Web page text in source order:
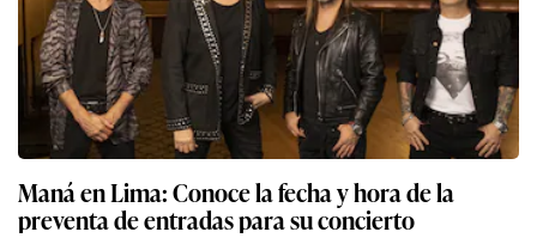
Maná en Lima: Conoce la fecha y hora de la
preventa de entradas para su concierto